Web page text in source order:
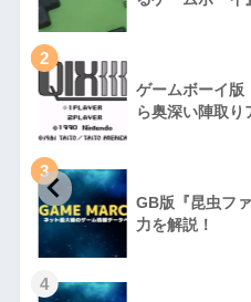
2
ゲームボーイ版
ら奥深い陣取り
3
GB版『昆虫フ
力を解説！
4